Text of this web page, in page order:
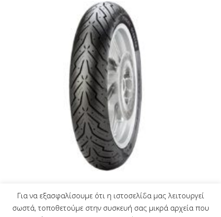
PIRELLI ANGEL-Scooter
130/60-13 (60P)
Για να εξασφαλίσουμε ότι η ιστοσελίδα μας λειτουργεί
σωστά, τοποθετούμε στην συσκευή σας μικρά αρχεία που